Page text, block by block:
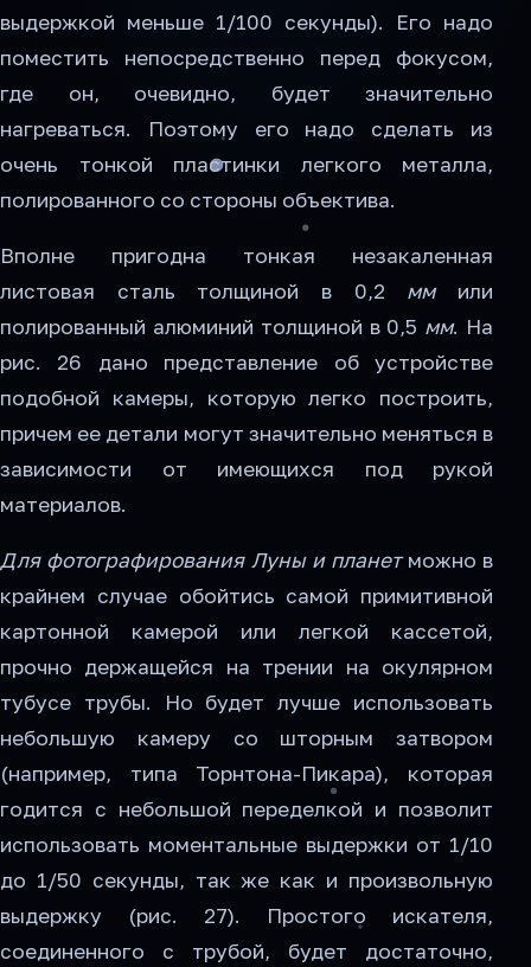
выдержкой меньше 1/100 секунды). Его надо
поместить непосредственно перед фокусом,
где он, очевидно, будет значительно
нагреваться. Поэтому его надо сделать из
очень тонкой пластинки легкого металла,
полированного со стороны объектива.
Вполне пригодна тонкая незакаленная
листовая сталь толщиной в 0,2 ммили
полированный алюминий толщиной в 0,5 мм. На
рис. 26 дано представление об устройстве
подобной камеры, которую легко построить,
причем ее детали могут значительно меняться в
зависимости от имеющихся под рукой
материалов.
Для фотографирования Луны и планетможно в
крайнем случае обойтись самой примитивной
картонной камерой или легкой кассетой,
прочно держащейся на трении на окулярном
тубусе трубы. Но будет лучше использовать
небольшую камеру со шторным затвором
(например, типа Торнтона-Пикара), которая
годится с небольшой переделкой и позволит
использовать моментальные выдержки от 1/10
до 1/50 секунды, так же как и произвольную
выдержку (рис. 27). Простого искателя,
соединенного с трубой, будет достаточно,